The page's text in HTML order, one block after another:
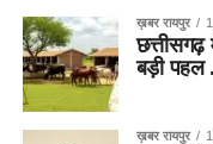
ख़बर रायपुर
छत्तीसगढ़
बड़ी पहल
ख़बर रायपुर